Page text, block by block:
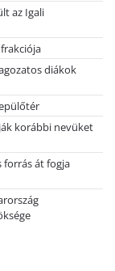
az Igali
diákok
korábbi nevüket
forrás át fogja